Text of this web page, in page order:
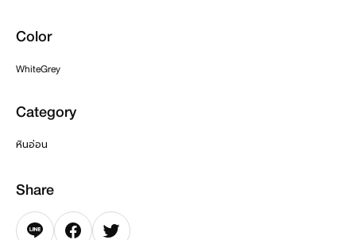
Color
WhiteGrey
Category
หินอ่อน
Share